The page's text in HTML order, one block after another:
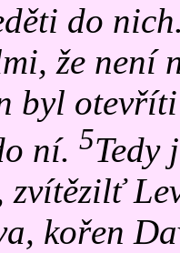
do
že není
byl
ní. 5Tedy
kořen